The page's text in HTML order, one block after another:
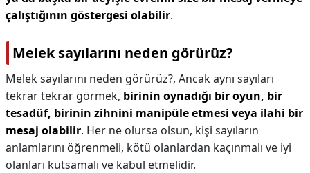
çalıştığının göstergesi olabilir.
Melek sayılarını neden görürüz?
Melek sayılarını neden görürüz?, Ancak aynı sayıları
tekrar tekrar görmek, birinin oynadığı bir oyun, bir
tesadüf, birinin zihnini manipüle etmesi veya ilahi bir
mesaj olabilir. Her ne olursa olsun, kişi sayıların
anlamlarını öğrenmeli, kötü olanlardan kaçınmalı ve iyi
olanları kutsamalı ve kabul etmelidir.